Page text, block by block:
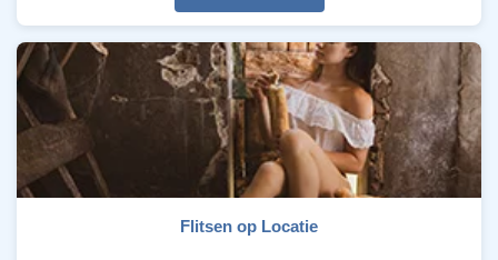
Flitsen op Locatie